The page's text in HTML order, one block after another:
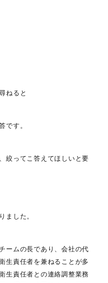
ねると
です。
絞ってこ答えてほしいと要
ました。
ームの長であり、会社の代
生責任者を兼ねることが多
生責任者との連絡調整業務